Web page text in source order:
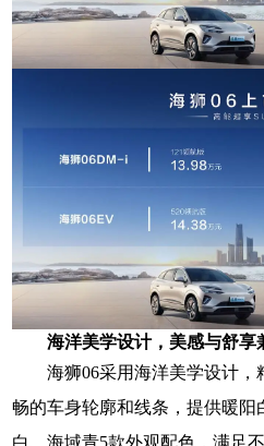
海洋美学设计，美感与舒享
海狮06采用海洋美学设计
畅的车身轮廓和线条，提供暖